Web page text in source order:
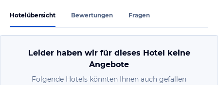
Hotelübersicht Bewertungen Fragen
Leider haben wir für dieses Hotel keine
Angebote
Folgende Hotels könnten Ihnen auch gefallen